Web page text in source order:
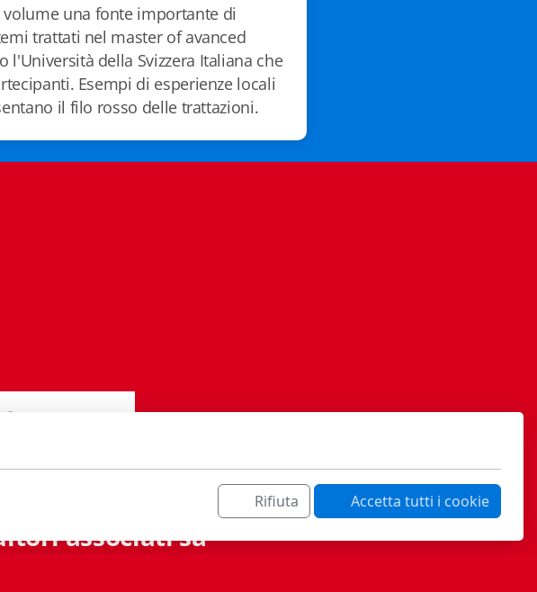
una fonte importante di
trattati nel master of avanced
l'Università della Svizzera Italiana che
Esempi di esperienze locali
il filo rosso delle trattazioni.
associati sa
Rifiuta Accetta tutti i cookie